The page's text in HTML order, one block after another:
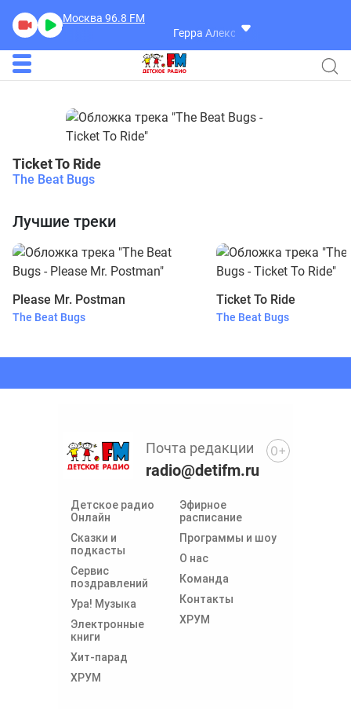
Москва 96.8 FM
Герра Александр
Ticket To Ride
The Beat Bugs
Лучшие треки
Please Mr. Postman
The Beat Bugs
Ticket To Ride
The Beat Bugs
Детское радио
Онлайн
Сказки и
подкасты
Сервис
поздравлений
Ура! Музыка
Электронные
книги
Хит-парад
ХРУМ
Эфирное
расписание
Программы и шоу
О нас
Команда
Контакты
ХРУМ
Почта редакции
radio@detifm.ru
0+